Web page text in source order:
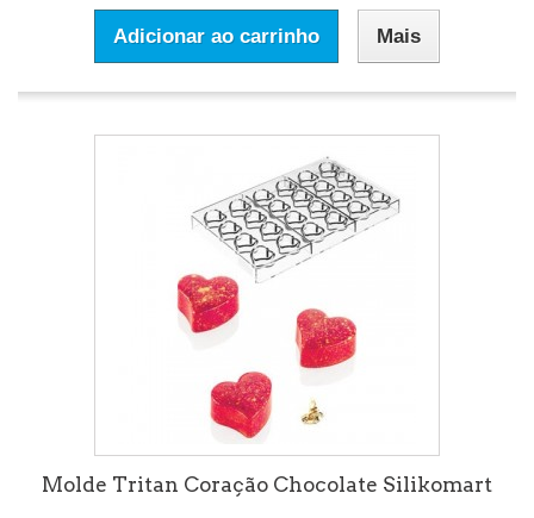
Adicionar ao carrinho Mais
Molde Tritan Coração Chocolate Silikomart